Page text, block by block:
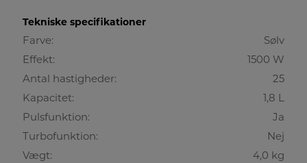
Tekniske specifikationer
Farve:
Sølv
Effekt:
1500 W
Antal hastigheder:
25
Kapacitet:
1,8 L
Pulsfunktion:
Ja
Turbofunktion:
Nej
Vægt:
4,0 kg